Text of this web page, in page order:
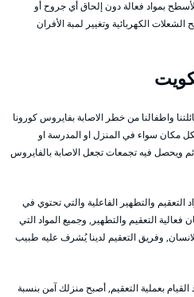
بمواد فعالة دون إلحاق أي جروح أو
الكهربائية وتغيير لمبة الأفران
واطفالنا من خطر الاصابة بفايروس كورونا
مكان سواء في المنزل او المدرسة او
ويحصل فيه تجمعات تجعل الاصابة بالفايروس
التعقيم والتطهير الفاعلية والتي تحتوي في
70%, وذلك لضمان فعالية التعقيم والتطهير, وجميع المواد التي
وفريق التعقيم لدينا يُشرف عليه طبيب
القيام بعملية التعقيم, أصبح منزلك آمن بنسبة